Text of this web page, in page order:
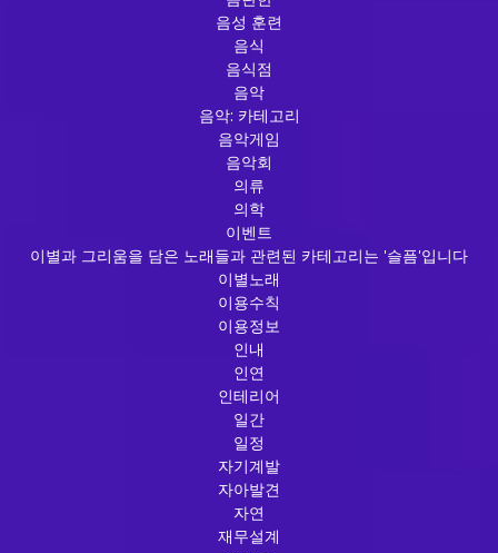
음성 훈련
음식
음식점
음악
음악: 카테고리
음악게임
음악회
의류
의학
이벤트
이별과 그리움을 담은 노래들과 관련된 카테고리는 '슬픔'입니다
이별노래
이용수칙
이용정보
인내
인연
인테리어
일간
일정
자기계발
자아발견
자연
재무설계